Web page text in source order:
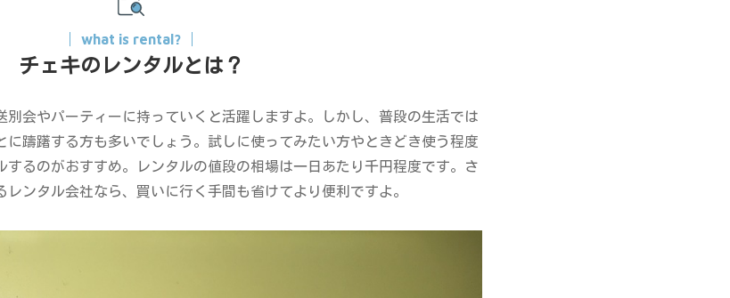
what is rental?
チェキのレンタルとは？
別会やパーティーに持っていくと活躍しますよ。しかし、普段の生活では
に躊躇する方も多いでしょう。試しに使ってみたい方やときどき使う程度
するのがおすすめ。レンタルの値段の相場は一日あたり千円程度です。さ
ンタル会社なら、買いに行く手間も省けてより便利ですよ。